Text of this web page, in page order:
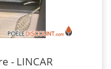
- LINCAR